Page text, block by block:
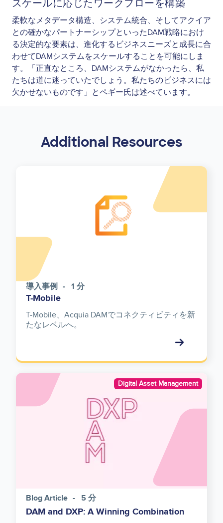
スケールに応じたワークフローを構築
柔軟なメタデータ構造、システム統合、そしてアクイア
との確かなパートナーシップといったDAM戦略におけ
る決定的な要素は、進化するビジネスニーズと成長に合
わせてDAMシステムをスケールすることを可能にしま
す。「正直なところ、DAMシステムがなかったら、私
たちは道に迷っていたでしょう。私たちのビジネスには
欠かせないものです」とペギー氏は述べています。
Additional Resources
導入事例 1 分
T-Mobile
T-Mobile、Acquia DAMでコネクティビティを新
たなレベルへ。
Image
Blog Article 5 分
DAM and DXP: A Winning Combination
Digital Asset Management